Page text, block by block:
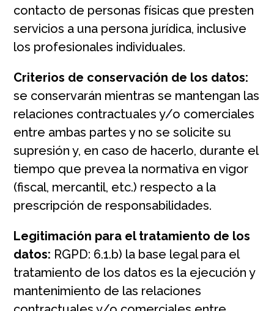
contacto de personas físicas que presten
servicios a una persona jurídica, inclusive
los profesionales individuales.
Criterios de conservación de los datos:
se conservarán mientras se mantengan las
relaciones contractuales y/o comerciales
entre ambas partes y no se solicite su
supresión y, en caso de hacerlo, durante el
tiempo que prevea la normativa en vigor
(fiscal, mercantil, etc.) respecto a la
prescripción de responsabilidades.
Legitimación para el tratamiento de los
datos: RGPD: 6.1.b) la base legal para el
tratamiento de los datos es la ejecución y
mantenimiento de las relaciones